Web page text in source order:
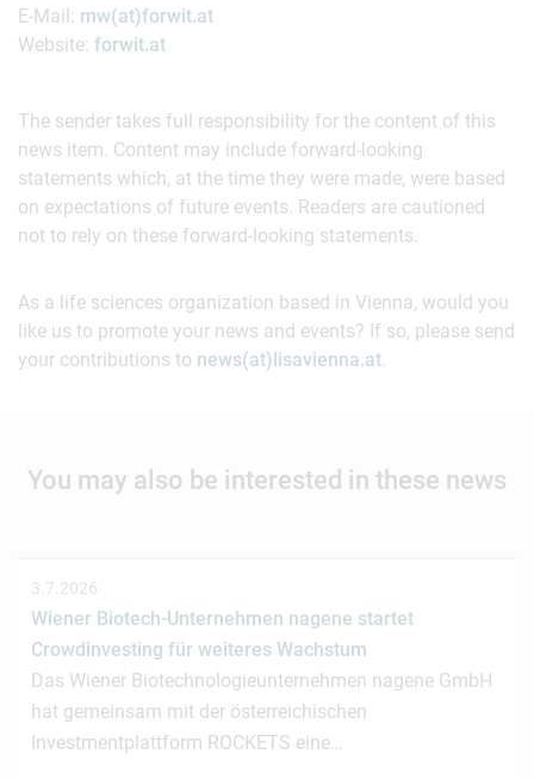
E-Mail: mw(at)forwit.at
Website: forwit.at
The sender takes full responsibility for the content of this
news item. Content may include forward-looking
statements which, at the time they were made, were based
on expectations of future events. Readers are cautioned
not to rely on these forward-looking statements.
As a life sciences organization based in Vienna, would you
like us to promote your news and events? If so, please send
your contributions to news(at)lisavienna.at.
You may also be interested in these news
3.7.2026
Wiener Biotech-Unternehmen nagene startet
Crowdinvesting für weiteres Wachstum
Das Wiener Biotechnologieunternehmen nagene GmbH
hat gemeinsam mit der österreichischen
Investmentplattform ROCKETS eine…